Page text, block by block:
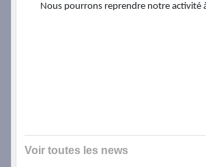
Nous pourrons reprendre notre activité
Voir toutes les news